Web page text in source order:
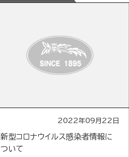
2022年09月22日
新型コロナウイルス感染者情報に
ついて